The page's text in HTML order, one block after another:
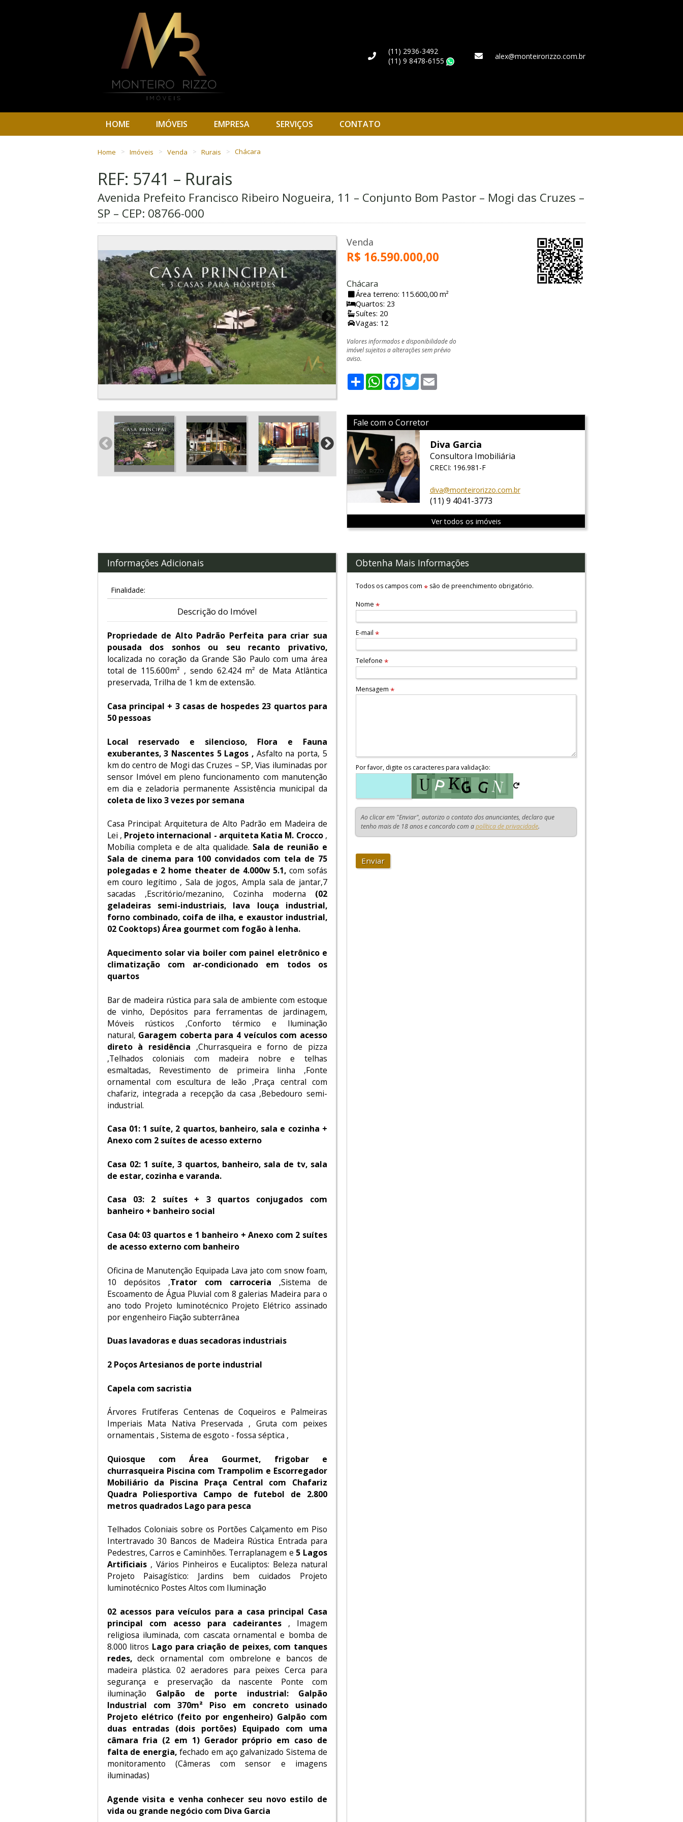
(11) 2936-3492
(11) 9 8478-6155
alex@monteirorizzo.com.br
HOME IMÓVEIS EMPRESA SERVIÇOS CONTATO
Home Imóveis Venda Rurais Chácara
REF: 5741 – Rurais
Avenida Prefeito Francisco Ribeiro Nogueira, 11 – Conjunto Bom Pastor – Mogi das Cruzes –
SP – CEP: 08766-000
Venda
R$ 16.590.000,00
Chácara
Área terreno: 115.600,00 m²
Quartos: 23
Suítes: 20
Vagas: 12
Valores informados e disponibilidade do
imóvel sujeitos a alterações sem prévio
aviso.
ShareWhatsApp
Facebook
Twitter
Fale com o Corretor
Diva Garcia
Consultora Imobiliária
CRECI: 196.981-F
diva@monteirorizzo.com.br
(11) 9 4041-3773
Ver todos os imóveis
Informações Adicionais
Finalidade:
Descrição do Imóvel
Propriedade de Alto Padrão Perfeita para criar sua
pousada dos sonhos ou seu recanto privativo,
localizada no coração da Grande São Paulo com uma área
total de 115.600m² , sendo 62.424 m² de Mata Atlântica
preservada, Trilha de 1 km de extensão.
Casa principal + 3 casas de hospedes 23 quartos para
50 pessoas
Local reservado e silencioso, Flora e Fauna
exuberantes, 3 Nascentes 5 Lagos , Asfalto na porta, 5
km do centro de Mogi das Cruzes – SP, Vias iluminadas por
sensor Imóvel em pleno funcionamento com manutenção
em dia e zeladoria permanente Assistência municipal da
coleta de lixo 3 vezes por semana
Casa Principal: Arquitetura de Alto Padrão em Madeira de
Lei , Projeto internacional - arquiteta Katia M. Crocco,
Mobília completa e de alta qualidade. Sala de reunião e
Sala de cinema para 100 convidados com tela de 75
polegadas e 2 home theater de 4.000w 5.1, com sofás
em couro legítimo , Sala de jogos, Ampla sala de jantar,7
sacadas ,Escritório/mezanino, Cozinha moderna (02
geladeiras semi-industriais, lava louça industrial,
forno combinado, coifa de ilha, e exaustor industrial,
02 Cooktops) Área gourmet com fogão à lenha.
Aquecimento solar via boiler com painel eletrônico e
climatização com ar-condicionado em todos os
quartos
Bar de madeira rústica para sala de ambiente com estoque
de vinho, Depósitos para ferramentas de jardinagem,
Móveis rústicos ,Conforto térmico e Iluminação
natural, Garagem coberta para 4 veículos com acesso
direto à residência ,Churrasqueira e forno de pizza
,Telhados coloniais com madeira nobre e telhas
esmaltadas, Revestimento de primeira linha ,Fonte
ornamental com escultura de leão ,Praça central com
chafariz, integrada a recepção da casa ,Bebedouro semi-
industrial.
Casa 01: 1 suíte, 2 quartos, banheiro, sala e cozinha +
Anexo com 2 suítes de acesso externo
Casa 02: 1 suíte, 3 quartos, banheiro, sala de tv, sala
de estar, cozinha e varanda.
Casa 03: 2 suítes + 3 quartos conjugados com
banheiro + banheiro social
Casa 04: 03 quartos e 1 banheiro + Anexo com 2 suítes
de acesso externo com banheiro
Oficina de Manutenção Equipada Lava jato com snow foam,
10 depósitos ,Trator com carroceria ,Sistema de
Escoamento de Água Pluvial com 8 galerias Madeira para o
ano todo Projeto luminotécnico Projeto Elétrico assinado
por engenheiro Fiação subterrânea
Duas lavadoras e duas secadoras industriais
2 Poços Artesianos de porte industrial
Capela com sacristia
Árvores Frutíferas Centenas de Coqueiros e Palmeiras
Imperiais Mata Nativa Preservada , Gruta com peixes
ornamentais , Sistema de esgoto - fossa séptica ,
Quiosque com Área Gourmet, frigobar e
churrasqueira Piscina com Trampolim e Escorregador
Mobiliário da Piscina Praça Central com Chafariz
Quadra Poliesportiva Campo de futebol de 2.800
metros quadrados Lago para pesca
Telhados Coloniais sobre os Portões Calçamento em Piso
Intertravado 30 Bancos de Madeira Rústica Entrada para
Pedestres, Carros e Caminhões. Terraplanagem e 5 Lagos
Artificiais, Vários Pinheiros e Eucaliptos: Beleza natural
Projeto Paisagístico: Jardins bem cuidados Projeto
luminotécnico Postes Altos com Iluminação
02 acessos para veículos para a casa principal Casa
principal com acesso para cadeirantes, Imagem
religiosa iluminada, com cascata ornamental e bomba de
8.000 litros Lago para criação de peixes, com tanques
redes,deck ornamental com ombrelone e bancos de
madeira plástica. 02 aeradores para peixes Cerca para
segurança e preservação da nascente Ponte com
iluminação Galpão de porte industrial: Galpão
Industrial com 370m² Piso em concreto usinado
Projeto elétrico (feito por engenheiro) Galpão com
duas entradas (dois portões) Equipado com uma
câmara fria (2 em 1) Gerador próprio em caso de
falta de energia, fechado em aço galvanizado Sistema de
monitoramento (Câmeras com sensor e imagens
iluminadas)
Agende visita e venha conhecer seu novo estilo de
vida ou grande negócio com Diva Garcia
Obtenha Mais Informações
Todos os campos com* são de preenchimento obrigatório.
Nome*
E-mail*
Telefone*
Mensagem*
Por favor, digite os caracteres para validação:
Ao clicar em "Enviar", autorizo o contato dos anunciantes, declaro que
tenho mais de 18 anos e concordo com apolítica de privacidade.
Enviar